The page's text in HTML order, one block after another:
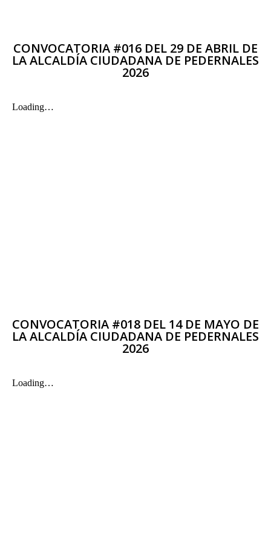
CONVOCATORIA #016 DEL 29 DE ABRIL DE
LA ALCALDÍA CIUDADANA DE PEDERNALES
2026
CONVOCATORIA #018 DEL 14 DE MAYO DE
LA ALCALDÍA CIUDADANA DE PEDERNALES
2026